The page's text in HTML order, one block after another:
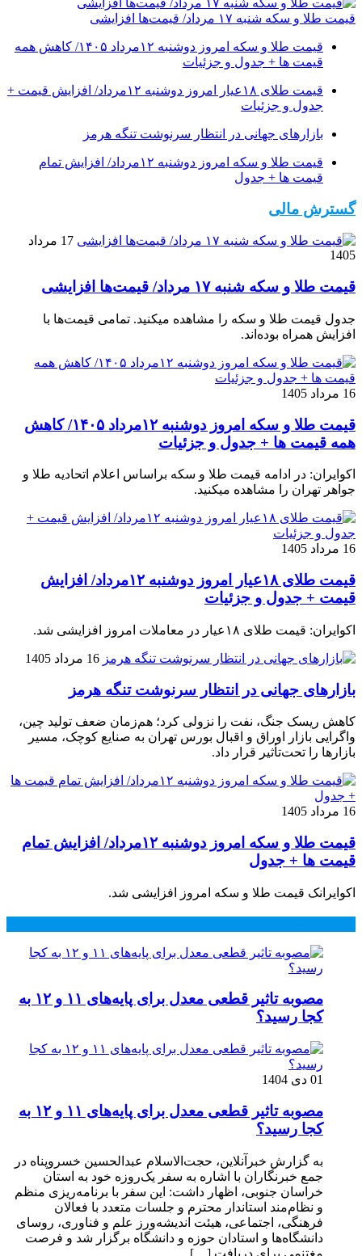
قیمت طلا و سکه شنبه ۱۷ مرداد/ قیمت‌ها افزایشی
قیمت طلا و سکه امروز دوشنبه ۱۲مرداد ۱۴۰۵/ کاهش همه
قیمت ها + جدول و جزئیات
قیمت طلای ۱۸عیار امروز دوشنبه ۱۲مرداد/ افزایش قیمت +
جدول و جزئیات
بازارهای جهانی در انتظار سرنوشت تنگه هرمز
قیمت طلا و سکه امروز دوشنبه ۱۲مرداد/ افزایش تمام
قیمت ها + جدول
گسترش مالی
17 مرداد
1405
قیمت طلا و سکه شنبه ۱۷ مرداد/ قیمت‌ها افزایشی
جدول قیمت طلا و سکه را مشاهده میکنید. تمامی قیمت‌ها با
افزایش همراه بوده‌اند.
16 مرداد 1405
قیمت طلا و سکه امروز دوشنبه ۱۲مرداد ۱۴۰۵/ کاهش
همه قیمت ها + جدول و جزئیات
اکوایران: در ادامه قیمت طلا و سکه براساس اعلام اتحادیه طلا و
جواهر تهران را مشاهده میکنید.
16 مرداد 1405
قیمت طلای ۱۸عیار امروز دوشنبه ۱۲مرداد/ افزایش
قیمت + جدول و جزئیات
اکوایران: قیمت طلای ۱۸عیار در معاملات امروز افزایشی شد.
16 مرداد 1405
بازارهای جهانی در انتظار سرنوشت تنگه هرمز
کاهش ریسک جنگ، نفت را نزولی کرد؛ هم‌زمان ضعف تولید چین،
واگرایی بازار اوراق و اقبال بورس تهران به صنایع کوچک، مسیر
بازارها را تحت‌تأثیر قرار داد.
16 مرداد 1405
قیمت طلا و سکه امروز دوشنبه ۱۲مرداد/ افزایش تمام
قیمت ها + جدول
اکوایرانک قیمت طلا و سکه امروز افزایشی شد.
مصوبه تاثیر قطعی معدل برای پایه‌های ۱۱ و ۱۲ به
کجا رسید؟
01 دی 1404
مصوبه تاثیر قطعی معدل برای پایه‌های ۱۱ و ۱۲ به
کجا رسید؟
به گزارش خبرآنلاین، حجت‌الاسلام عبدالحسین خسروپناه در
جمع خبرنگاران با اشاره به سفر یک‌روزه خود به استان
خراسان جنوبی، اظهار داشت: این سفر با برنامه‌ریزی منظم
و نظام‌مند استاندار محترم و جلسات متعدد با فعالان
فرهنگی، اجتماعی، هیئت اندیشه‌ورز علم و فناوری، روسای
دانشگاه‌ها و استادان حوزه و دانشگاه برگزار شد و فرصت
مغتنمی برای دریافت […]